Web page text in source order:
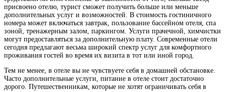
присвоено отелю, турист сможет получить больше или меньше
дополнительных услуг и возможностей. В стоимость гостиничного
номера может включаться завтрак, пользование бассейном отеля, спа
зоной, тренажерным залом, паркингом. Услуги прачечной, химчистки
могут предоставляться за дополнительную плату. Современные отели
сегодня предлагают весьма широкий спектр услуг для комфортного
проживания гостей во время их визита в тот или иной город.
Тем не менее, в отеле вы не чувствуете себя в домашней обстановке.
Часто дополнительные услуги, питание в отеле стоит достаточно
дорого. Путешественникам, которые не хотят ограничивать себя в